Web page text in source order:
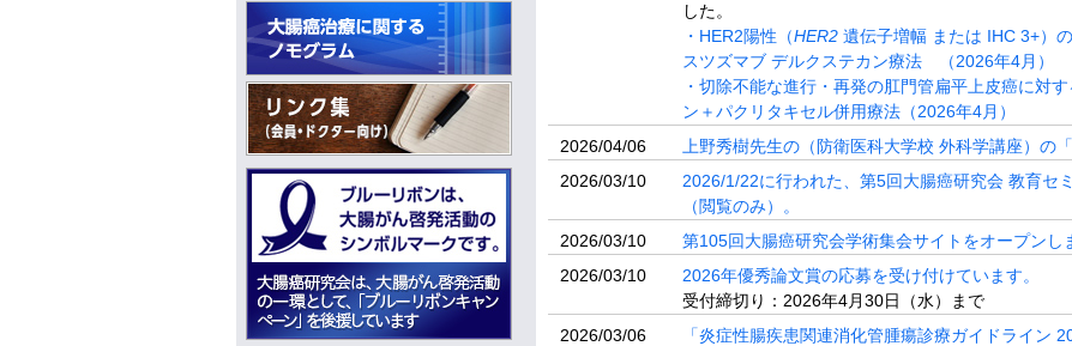
した。
・HER2陽性（HER2 遺伝子増幅 または IHC 3+）
スツズマブ デルクステカン療法 （2026年4月）
・切除不能な進行・再発の肛門管扁平上皮癌に対
ン＋パクリタキセル併用療法（2026年4月）
2026/04/06
上野秀樹先生の（防衛医科大学校 外科学講座）の
2026/03/10
2026/1/22に行われた、第5回大腸癌研究会 教育セ
（閲覧のみ）。
2026/03/10
第105回大腸癌研究会学術集会サイトをオープンし
2026/03/10
2026年優秀論文賞の応募を受け付けています。
受付締切り：2026年4月30日（水）まで
2026/03/06
「炎症性腸疾患関連消化管腫瘍診療ガイドライン